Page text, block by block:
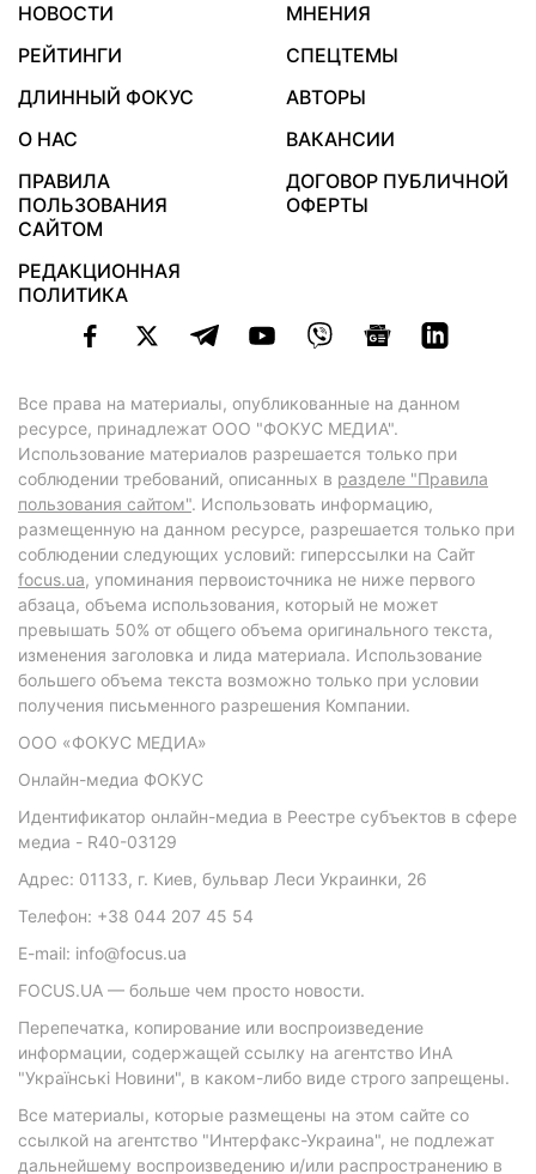
НОВОСТИ
МНЕНИЯ
РЕЙТИНГИ
СПЕЦТЕМЫ
ДЛИННЫЙ ФОКУС
АВТОРЫ
О НАС
ВАКАНСИИ
ПРАВИЛА
ПОЛЬЗОВАНИЯ
САЙТОМ
ДОГОВОР ПУБЛИЧНОЙ
ОФЕРТЫ
РЕДАКЦИОННАЯ
ПОЛИТИКА
Все права на материалы, опубликованные на данном
ресурсе, принадлежат ООО "ФОКУС МЕДИА".
Использование материалов разрешается только при
соблюдении требований, описанных в разделе "Правила
пользования сайтом". Использовать информацию,
размещенную на данном ресурсе, разрешается только при
соблюдении следующих условий: гиперссылки на Сайт
focus.ua, упоминания первоисточника не ниже первого
абзаца, объема использования, который не может
превышать 50% от общего объема оригинального текста,
изменения заголовка и лида материала. Использование
большего объема текста возможно только при условии
получения письменного разрешения Компании.
ООО «ФОКУС МЕДИА»
Онлайн-медиа ФОКУС
Идентификатор онлайн-медиа в Реестре субъектов в сфере
медиа - R40-03129
Адрес: 01133, г. Киев, бульвар Леси Украинки, 26
Телефон: +38 044 207 45 54
E-mail: info@focus.ua
FOCUS.UA — больше чем просто новости.
Перепечатка, копирование или воспроизведение
информации, содержащей ссылку на агентство ИнА
"Українські Новини", в каком-либо виде строго запрещены.
Все материалы, которые размещены на этом сайте со
ссылкой на агентство "Интерфакс-Украина", не подлежат
дальнейшему воспроизведению и/или распространению в